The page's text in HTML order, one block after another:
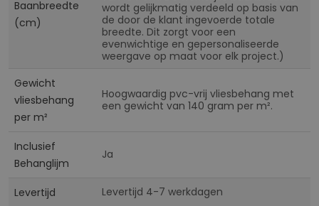
Baanbreedte
(cm)
wordt gelijkmatig verdeeld op basis van
de door de klant ingevoerde totale
breedte. Dit zorgt voor een
evenwichtige en gepersonaliseerde
weergave op maat voor elk project.)
Gewicht
vliesbehang
per m²
Hoogwaardig pvc-vrij vliesbehang met
een gewicht van 140 gram per m².
Inclusief
Behanglijm
Ja
Levertijd Levertijd 4-7 werkdagen